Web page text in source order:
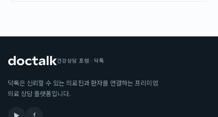
건강상담 포럼 · 닥톡
닥톡은 신뢰할 수 있는 의료진과 환자를 연결하는 프리미엄
의료 상담 플랫폼입니다.
▶ f